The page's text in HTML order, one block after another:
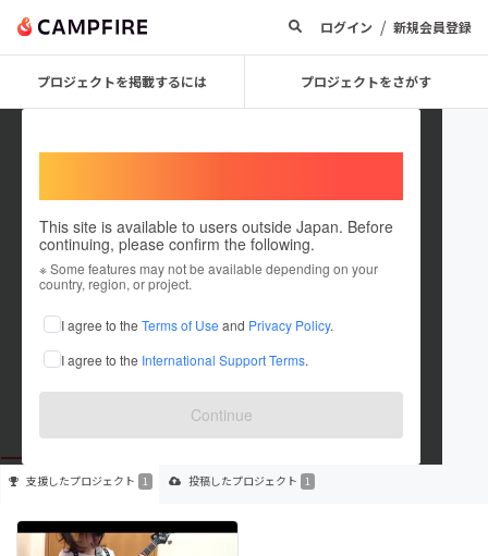
ログイン / 新規会員登録
プロジェクトを掲載するには プロジェクトをさがす
This site is available to users outside Japan. Before
continuing, please confirm the following.
※ Some features may not be available depending on your
country, region, or project.
I agree to the Terms of Use and Privacy Policy.
I agree to the International Support Terms.
Continue
kuma250
これまでに1回支援して1件のプロジェクトを投稿しています
在住国：未設定
出身国：未設定
支援したプロジェクト 1 投稿したプロジェクト 1